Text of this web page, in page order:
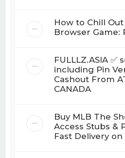
How to Chill
Browser Game:
FULLLZ.ASIA ✅
including Pin
Cashout From
CANADA
Buy MLB The
Access Stubs &
Fast Delivery on